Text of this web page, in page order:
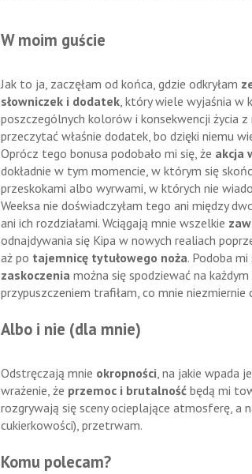
W moim guście
Jak to ja, zaczęłam od końca, gdzie odkryłam
słowniczek i dodatek, który wiele wyjaśnia w
poszczególnych kolorów i konsekwencji życia z
przeczytać właśnie dodatek, bo dzięki niemu
Oprócz tego bonusa podobało mi się, że akcja
dokładnie w tym momencie, w którym się
przeskokami albo wyrwami, w których nie
Weeksa nie doświadczyłam tego ani między
ani ich rozdziałami. Wciągają mnie wszelkie
odnajdywania się Kipa w nowych realiach
aż po tajemnicę tytułowego noża. Podoba
zaskoczenia można się spodziewać na
przypuszczeniem trafiłam, co mnie niezmiernie
Albo i nie (dla mnie)
Odstręczają mnie okropności, na jakie wpada
wrażenie, że przemoc i brutalność będą mi
rozgrywają się sceny ocieplające atmosferę, a
cukierkowości), przetrwam.
Komu polecam?